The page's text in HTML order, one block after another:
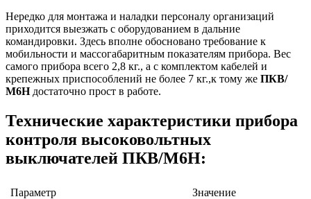
Нередко для монтажа и наладки персоналу организаций
приходится выезжать с оборудованием в дальние
командировки. Здесь вполне обосновано требование к
мобильности и массогабаритным показателям прибора. Вес
самого прибора всего 2,8 кг., а с комплектом кабелей и
крепежных приспособлений не более 7 кг.,к тому же ПКВ/
М6Ндостаточно прост в работе.
Технические характеристики прибора
контроля высоковольтных
выключателей ПКВ/М6Н:
Параметр
Значение